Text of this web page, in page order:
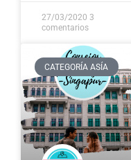
27/03/2020 3
comentarios
CATEGORÍA ASÍA